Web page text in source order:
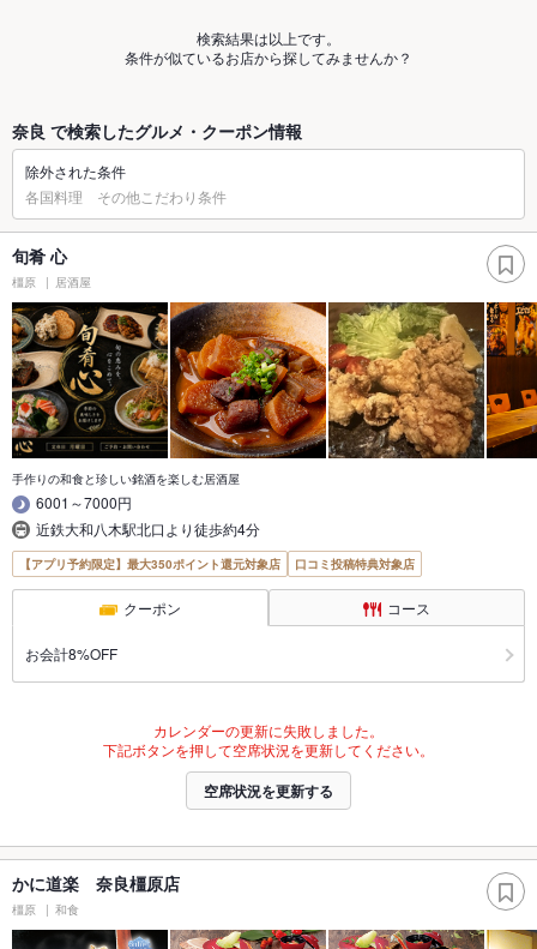
検索結果は以上です。
条件が似ているお店から探してみませんか？
奈良 で検索したグルメ・クーポン情報
除外された条件
各国料理 その他こだわり条件
旬肴 心
橿原 居酒屋
手作りの和食と珍しい銘酒を楽しむ居酒屋
6001～7000円
近鉄大和八木駅北口より徒歩約4分
【アプリ予約限定】最大350ポイント還元対象店 口コミ投稿特典対象店
クーポン コース
お会計8%OFF
カレンダーの更新に失敗しました。
下記ボタンを押して空席状況を更新してください。
空席状況を更新する
かに道楽 奈良橿原店
橿原 和食